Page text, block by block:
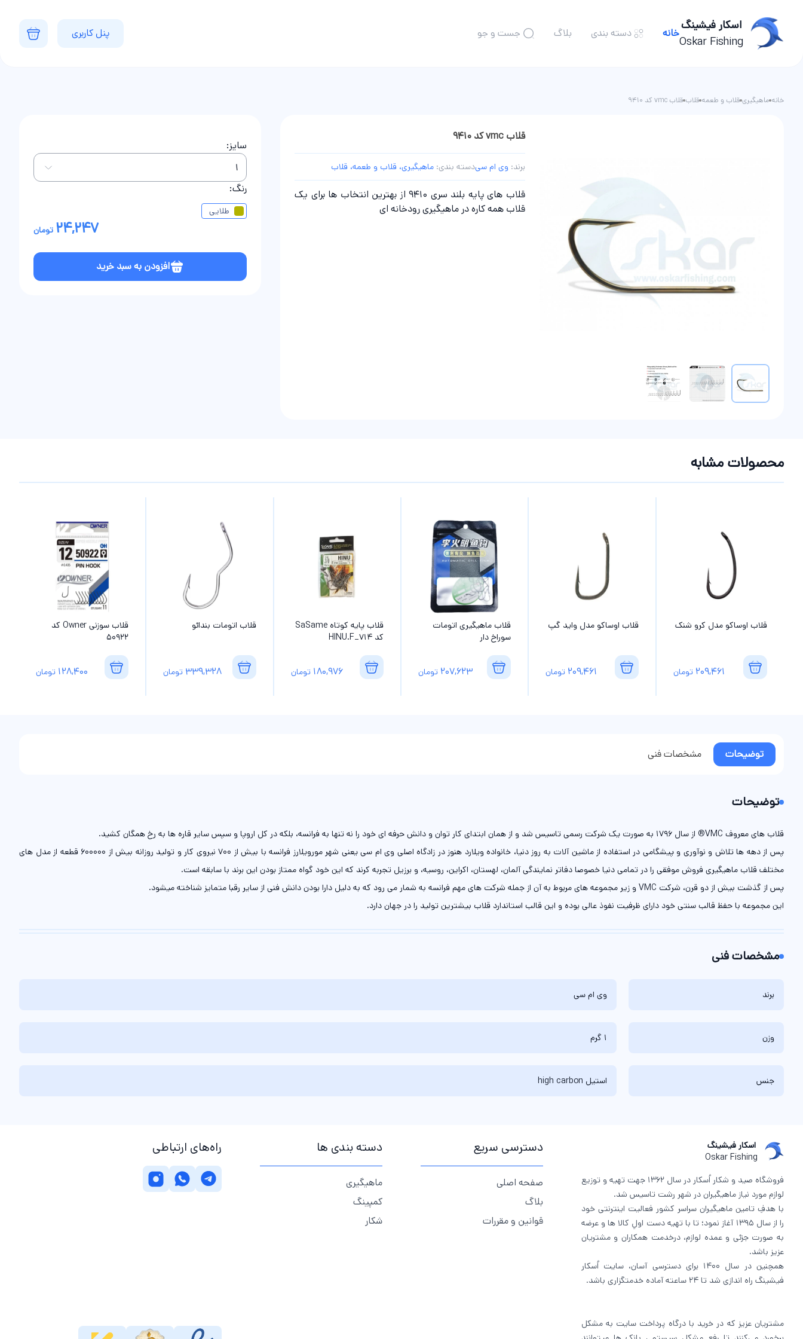
اسکار فیشینگ
Oskar Fishing
خانه دسته بندی
شناور ماهیگیری
تور و زنده نگه دار ماهیگیری
لوازم جانبی ماهیگیری
ست ماهیگیری
موارد دیگر
کاسی
بیت کستینگ
بلاگ جست و جو پنل کاربری
خانه ماهیگیری قلاب و طعمه قلاب قلاب vmc کد 9410
قلاب vmc کد 9410
برند:وی ام سیدسته بندی:ماهیگیری، قلاب و طعمه، قلاب
قلاب های پایه بلند سری 9410 از بهترین انتخاب ها برای یک
قلاب همه کاره در ماهیگیری رودخانه ای
سایز:
رنگ:
طلایی
24,247 تومان
افزودن به سبد خرید
محصولات مشابه
قلاب اوساکو مدل کرو شنک
209,461 تومان
قلاب اوساکو مدل واید گپ
209,461 تومان
قلاب ماهیگیری اتومات
سوراخ دار
207,623 تومان
قلاب پایه کوتاه SaSame
کد HINU.F_714
180,976 تومان
قلاب اتومات بندائو
339,328 تومان
قلاب سوزنی Owner کد
50922
128,400 تومان
توضیحات مشخصات فنی
توضیحات
قلاب های معروف VMC® از سال 1796 به صورت یک شرکت رسمی تاسیس شد و از همان ابتدای کار توان و دانش حرفه ای خود را نه تنها به فرانسه، بلکه در کل اروپا و سپس سایر قاره ها به رخ همگان کشید.
پس از دهه ها تلاش و نوآوری و پیشگامی در استفاده از ماشین آلات به روز دنیا، خانواده ویلارد هنوز در زادگاه اصلی وی ام سی یعنی شهر مورویلارز فرانسه با بیش از 700 نیروی کار و تولید روزانه بیش از 600000 قطعه از مدل های
مختلف قلاب ماهیگیری فروش موفقی را در تمامی دنیا خصوصا دفاتر نمایندگی آلمان، لهستان، اکراین، روسیه، و برزیل تجربه کرند که این خود گواه ممتاز بودن این برند با سابقه است.
پس از گذشت بیش از دو قرن، شرکت VMC و زیر مجموعه های مربوط به آن از جمله شرکت های مهم فرانسه به شمار می رود که به دلیل دارا بودن دانش فنی از سایر رقبا متمایز شناخته میشود.
این مجموعه با حفظ قالب سنتی خود دارای ظرفیت نفوذ عالی بوده و این قالب استاندارد قلاب بیشترین تولید را در جهان دارد.
مشخصات فنی
برند وی ام سی
وزن 1 گرم
جنس استیل high carbon
اسکار فیشینگ
Oskar Fishing
فروشگاه صید و شکار اُسکار در سال 1362 جهت تهیه و توزیع
لوازم مورد نیاز ماهیگیران در شهر رشت تاسیس شد.
با هدفِ تامین ماهیگیران سراسر کشور فعالیت اینترنتی خود
را از سال 1395 آغاز نمود؛ تا با تهیه دست اولِ کالا ها و عرضه
به صورت جزئی و عمده لوازم، درخدمت همکاران و مشتریان
عزیز باشد.
همچنین در سال 1400 برای دسترسی آسان، سایت اُسکار
فیشینگ راه اندازی شد تا 24 ساعته آماده خدمتگزاری باشد.
مشتریان عزیز که در خرید با درگاه پرداخت سایت به مشکل
دسترسی سریع
صفحه اصلی
بلاگ
قوانین و مقررات
دسته بندی ها
ماهیگیری
کمپینگ
شکار
راه‌های ارتباطی